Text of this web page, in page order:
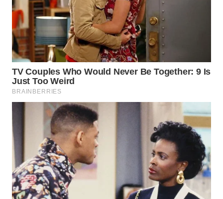
WN
SIMALUNGUN
WN
LABUHANBATU
TAPANULI
TENGAH
WN DELI
SERDANG
WN
TEBING